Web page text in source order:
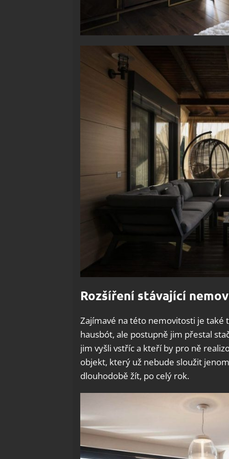
Rozšíření stávající
Zajímavé na této nemovitosti je také
hausbót, ale postupně jim přestal
jim vyšli vstříc a kteří by pro ně
objekt, který už nebude sloužit
dlouhodobě žít, po celý rok.